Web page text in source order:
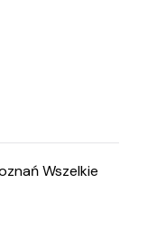
Wszelkie